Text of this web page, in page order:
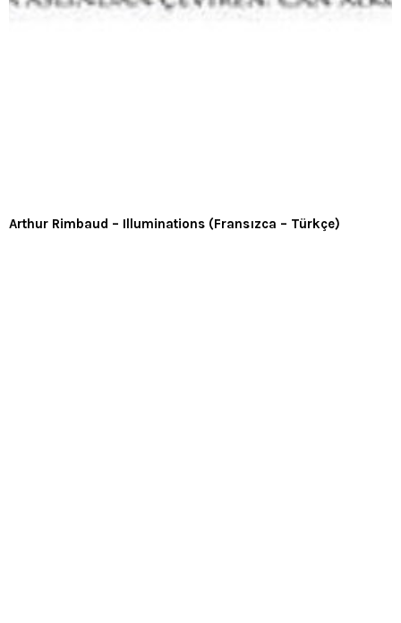
Arthur Rimbaud – Illuminations (Fransızca – Türkçe)